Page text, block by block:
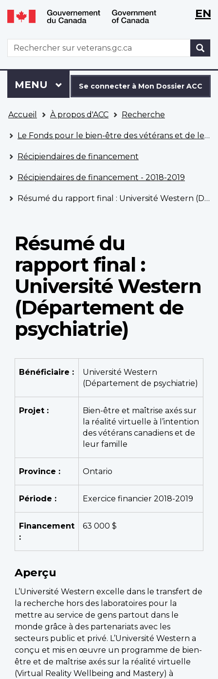
Aller
au
principal
Passer
à
version
HTML
simplifiée
WxT
WxTEN
WxT
Search
form
connecter
à
Dossier
ACC
Se connecter à Mon Dossier ACC
Menu
MENU PRINCIPAL
êtes
ici
Accueil À propos d'ACC Recherche
Le Fonds pour le bien-être des vétérans et de leur famille
Récipiendaires de financement
Récipiendaires de financement - 2018-2019
Résumé du rapport final : Université Western (Département de psychiatrie)
Résumé du
rapport final :
Université Western
(Département de
psychiatrie)
Bénéficiaire :
Université Western
(Département de psychiatrie)
Projet :
Bien-être et maîtrise axés sur
la réalité virtuelle à l’intention
des vétérans canadiens et de
leur famille
Province : Ontario
Période : Exercice financier 2018-2019
Financement
:
63 000 $
Aperçu
L’Université Western excelle dans le transfert de
la recherche hors des laboratoires pour la
mettre au service de gens partout dans le
monde grâce à des partenariats avec les
secteurs public et privé. L’Université Western a
conçu et mis en œuvre un programme de bien-
être et de maîtrise axés sur la réalité virtuelle
(Virtual Reality Wellbeing and Mastery) à